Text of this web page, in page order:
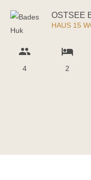
OSTSEE
HAUS 15
group
4
hotel
2